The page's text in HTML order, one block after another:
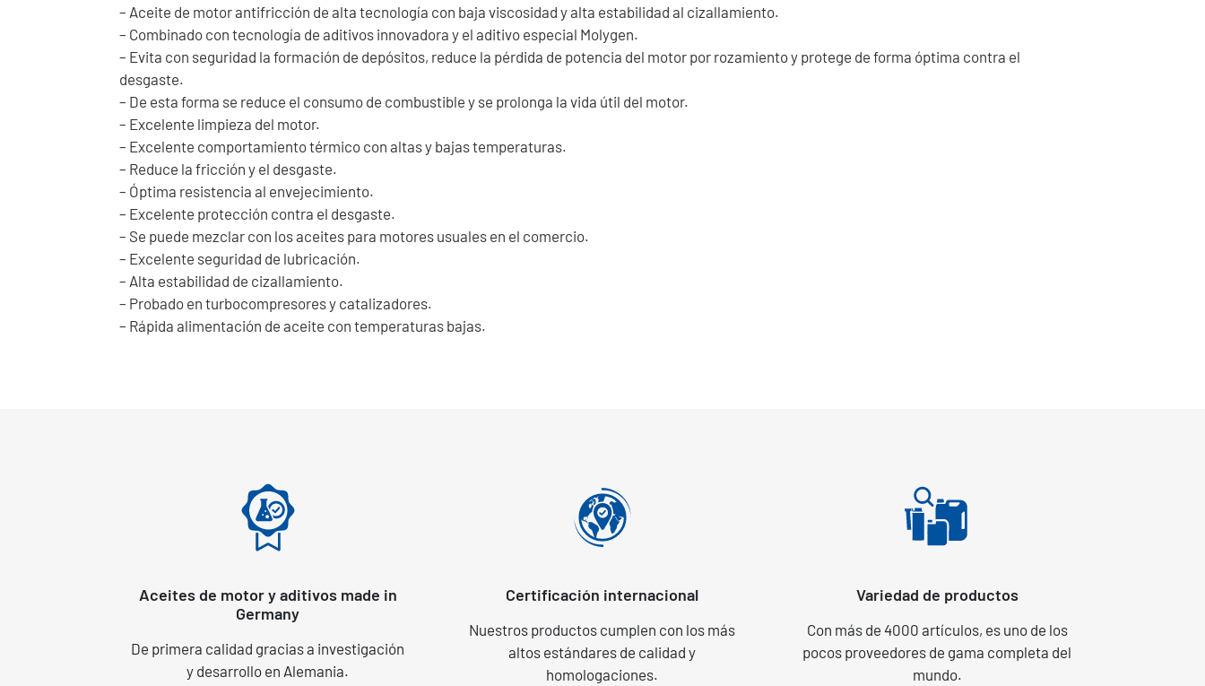
– Aceite de motor antifricción de alta tecnología con baja viscosidad y alta estabilidad al cizallamiento.
– Combinado con tecnología de aditivos innovadora y el aditivo especial Molygen.
– Evita con seguridad la formación de depósitos, reduce la pérdida de potencia del motor por rozamiento y protege de forma óptima contra el
desgaste.
– De esta forma se reduce el consumo de combustible y se prolonga la vida útil del motor.
– Excelente limpieza del motor.
– Excelente comportamiento térmico con altas y bajas temperaturas.
– Reduce la fricción y el desgaste.
– Óptima resistencia al envejecimiento.
– Excelente protección contra el desgaste.
– Se puede mezclar con los aceites para motores usuales en el comercio.
– Excelente seguridad de lubricación.
– Alta estabilidad de cizallamiento.
– Probado en turbocompresores y catalizadores.
– Rápida alimentación de aceite con temperaturas bajas.
Aceites de motor y aditivos made in
Germany
De primera calidad gracias a investigación
y desarrollo en Alemania.
Certificación internacional
Nuestros productos cumplen con los más
altos estándares de calidad y
homologaciones.
Variedad de productos
Con más de 4000 artículos, es uno de los
pocos proveedores de gama completa del
mundo.